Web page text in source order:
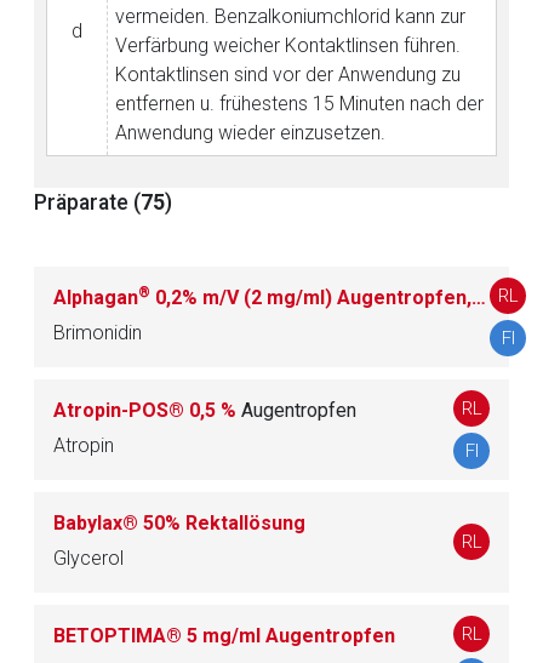
d
vermeiden. Benzalkoniumchlorid kann zur
Verfärbung weicher Kontaktlinsen führen.
Kontaktlinsen sind vor der Anwendung zu
entfernen u. frühestens 15 Minuten nach der
Anwendung wieder einzusetzen.
Präparate (75)
Alphagan® 0,2% m/V (2 mg/ml) Augentropfen, Lösung
Brimonidin
RL
FI
Atropin-POS® 0,5 % Augentropfen
Atropin
RL
FI
Babylax® 50% Rektallösung
Glycerol
RL
BETOPTIMA® 5 mg/ml Augentropfen
RL
Der von Ihnen aufgerufene Link öffnet eine externe Web-
Seite. Für die Inhalte der externen Web-Seite ist deren
Betreiber verantwortlich. Ebenso gelten dort ggf. andere
Datenschutzbestimmungen.